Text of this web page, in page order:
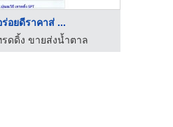
อยดีราคาส่ ...
ดดิ้ง ขายส่งน้ำตาล